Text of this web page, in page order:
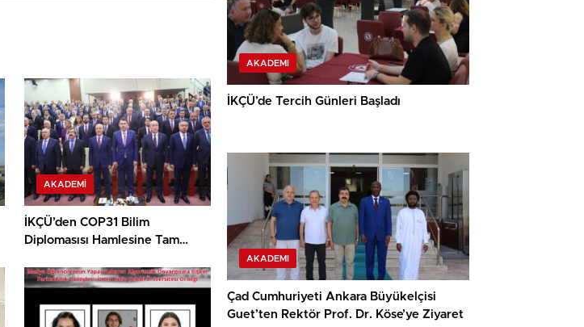
AKADEMI
İKÇÜ’den COP31 Bilim
Diplomasısı Hamlesine Tam
AKADEMI
İKÇÜ’de Tercih Günleri Başladı
AKADEMI
Çad Cumhuriyeti Ankara Büyükelçisi
Guet’ten Rektör Prof. Dr. Köse’ye Ziyaret